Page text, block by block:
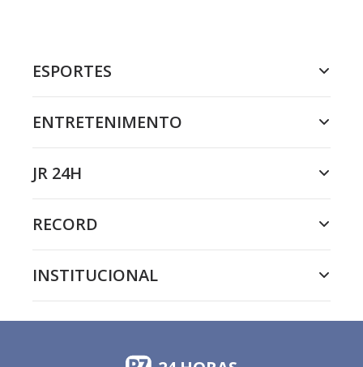
ESPORTES
ENTRETENIMENTO
JR 24H
RECORD
INSTITUCIONAL